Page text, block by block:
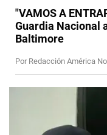
"VAMOS A
Guardia Nacional
Baltimore
Por Redacción América